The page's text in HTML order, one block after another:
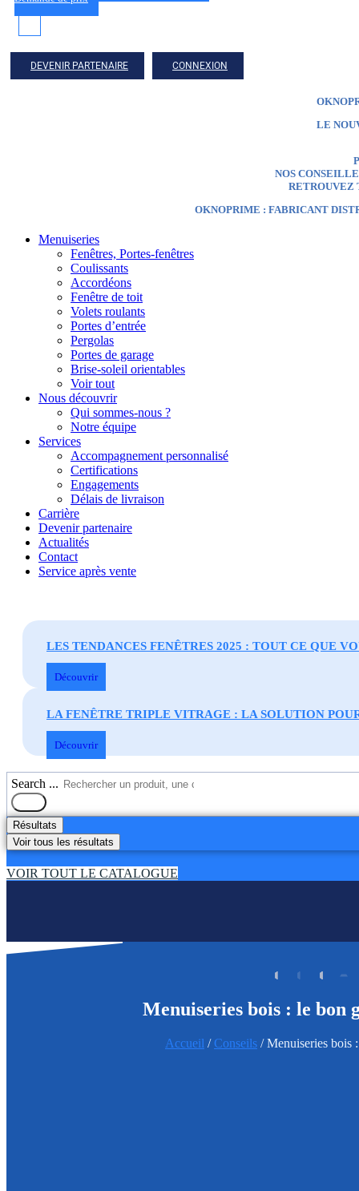
DEVENIR PARTENAIRE CONNEXION
LE
NOS
RETROUVEZ
OKNOPRIME : FABRICANT
Menuiseries
Fenêtres, Portes-fenêtres
Coulissants
Accordéons
Fenêtre de toit
Volets roulants
Portes d’entrée
Pergolas
Portes de garage
Brise-soleil orientables
Voir tout
Nous découvrir
Qui sommes-nous ?
Notre équipe
Services
Accompagnement personnalisé
Certifications
Engagements
Délais de livraison
Carrière
Devenir partenaire
Actualités
Contact
Service après vente
LES TENDANCES FENÊTRES 2025 : TOUT CE QUE
Découvrir
LA FENÊTRE TRIPLE VITRAGE : LA SOLUTION
Découvrir
Search ...
Résultats
Voir tous les résultats
VOIR TOUT LE CATALOGUE
Menuiseries bois : le bon
Accueil /Conseils / Menuiseries bois